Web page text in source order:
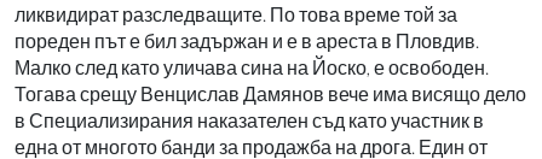
ликвидират разследващите. По това време той за
пореден път е бил задържан и е в ареста в Пловдив.
Малко след като уличава сина на Йоско, е освободен.
Тогава срещу Венцислав Дамянов вече има висящо дело
в Специализирания наказателен съд като участник в
една от многото банди за продажба на дрога. Един от